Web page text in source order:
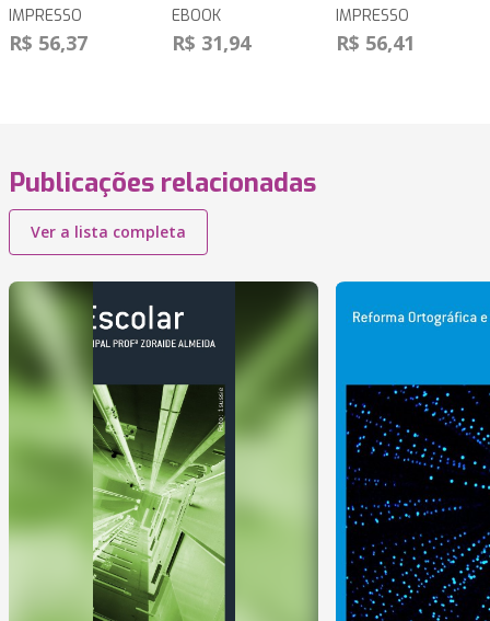
IMPRESSO
R$ 56,37
EBOOK
R$ 31,94
IMPRESSO
R$ 56,41
Publicações relacionadas
Ver a lista completa